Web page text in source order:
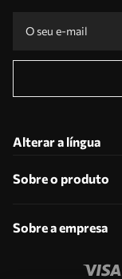
Alterar a língua
Sobre o produto
Sobre a empresa